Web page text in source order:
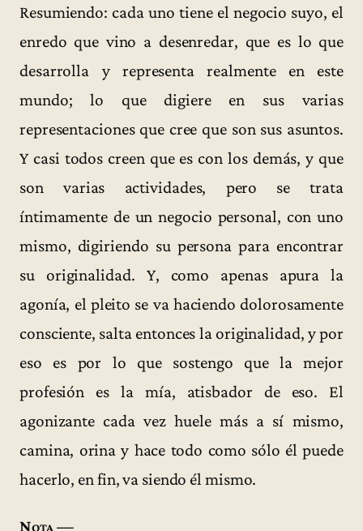
Resumiendo: cada uno tiene el negocio suyo, el
enredo que vino a desenredar, que es lo que
desarrolla y representa realmente en este
mundo; lo que digiere en sus varias
representaciones que cree que son sus asuntos.
Y casi todos creen que es con los demás, y que
son varias actividades, pero se trata
íntimamente de un negocio personal, con uno
mismo, digiriendo su persona para encontrar
su originalidad. Y, como apenas apura la
agonía, el pleito se va haciendo dolorosamente
consciente, salta entonces la originalidad, y por
eso es por lo que sostengo que la mejor
profesión es la mía, atisbador de eso. El
agonizante cada vez huele más a sí mismo,
camina, orina y hace todo como sólo él puede
hacerlo, en fin, va siendo él mismo.
Nota —